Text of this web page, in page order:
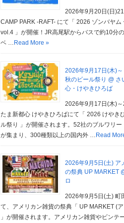
2026年9月20日(日
CAMP PARK -RAFT- にて「 2026 ゾンバヤム
vol.4 」が開催！JR高尾駅からバスで約10分
ベ … Read More »
2026年9月17日(木)
秋のビール祭り @ さ
心・けやきひろば
2026年9月17日(木)
たま新都心 けやきひろばにて「 2026 けやき
ル祭り 」が開催されます。52社のブルワリー
が集まり、300種類以上の国内外 … Read
2026年9月5日(土) ア
の祭典 UP MARKET
ロ
2026年9月5日(土) 町
て、アメリカン雑貨の祭典「 UP MARKET (
」が開催されます。アメリカン雑貨やビンテ